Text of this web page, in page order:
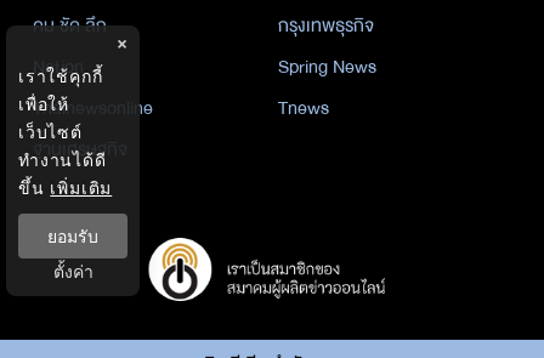
คม ชัด ลึก
กรุงเทพธุรกิจ
Nation
Spring News
Thainewsonline
Tnews
ฐานเศรษฐกิจ
×
เราใช้คุกกี้
เพื่อให้
เว็บไซต์
ทำงานได้ดี
ขึ้น เพิ่มเติม
ยอมรับ
ตั้งค่า